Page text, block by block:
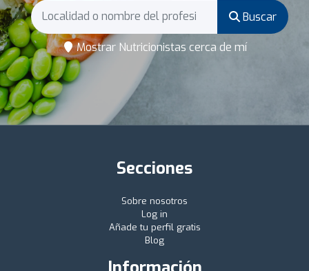
Buscar
Mostrar Nutricionistas cerca de mí
Secciones
Sobre nosotros
Log in
Añade tu perfil gratis
Blog